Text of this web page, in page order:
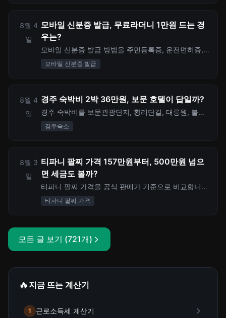
세, 정산주기, 계약 전 체크포인트를 계산했습니다.
8월 4
일
모바일 신분증 발급, 무료라더니 1만원 드는 경
우는?
모바일 신분증 발급 방법을 주민등록증, 운전면허증,
QR 발급, IC 발급별로 비교합니다. 무료 발급과 1만원,
1만5천원, 2만1천원 비용이 생기는 경우를 공식 기준
으로 정리했습니다.
모바일 신분증 발급
8월 4
일
경주 숙박비 2박 36만원, 보문 호텔이 답일까?
경주 숙박비를 보문관광단지, 황리단길, 대릉원, 불국
사 위치별로 비교하고 2박 3일 호텔 예산과 숨은 이동
비까지 계산합니다.
경주숙소
8월 3
일
티파니 팔찌 가격 157만원부터, 500만원 넘으
면 세금도 볼까?
티파니 팔찌 가격을 공식 판매가 기준으로 비교합니
다. T 스마일, 하드웨어, 락, 노트, 리턴 투 티파니 팔찌
가격대와 해외구매 관부가세, 500만원 초과 귀금속
개별소비세, 선물용 사이즈 리스크까지 정리했습니다.
티파니 팔찌 가격
모든 글 보기 (721개)
🔥 지금 뜨는 계산기
1 근로소득세 계산기